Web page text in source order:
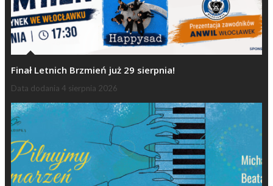
Finał Letnich Brzmień już 29 sierpnia!
Data dodania 4 sierpnia 2026